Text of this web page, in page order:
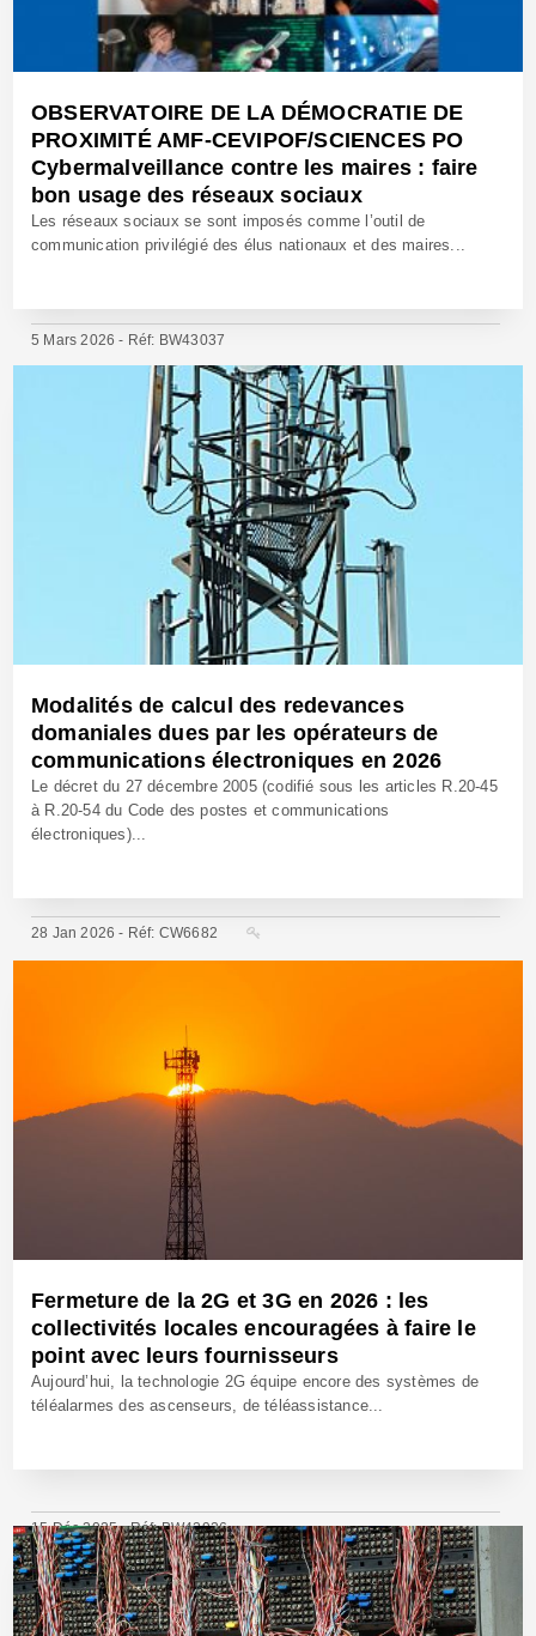
OBSERVATOIRE DE LA DÉMOCRATIE DE
PROXIMITÉ AMF-CEVIPOF/SCIENCES PO
Cybermalveillance contre les maires : faire
bon usage des réseaux sociaux
Les réseaux sociaux se sont imposés comme l’outil de
communication privilégié des élus nationaux et des maires...
5 Mars 2026 - Réf: BW43037
Modalités de calcul des redevances
domaniales dues par les opérateurs de
communications électroniques en 2026
Le décret du 27 décembre 2005 (codifié sous les articles R.20-45
à R.20-54 du Code des postes et communications
électroniques)...
28 Jan 2026 - Réf: CW6682
Fermeture de la 2G et 3G en 2026 : les
collectivités locales encouragées à faire le
point avec leurs fournisseurs
Aujourd’hui, la technologie 2G équipe encore des systèmes de
téléalarmes des ascenseurs, de téléassistance...
15 Déc 2025 - Réf: BW42926